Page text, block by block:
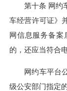
第十条 网约车
车经营许可证》
网信息服务备案
的，还应当符合
网约车平台公
级公安部门指定